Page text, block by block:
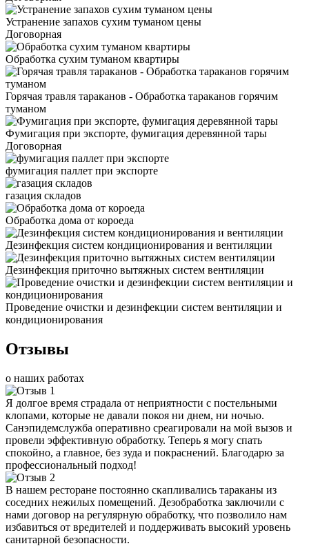
Устранение запахов сухим туманом цены
Договорная
Обработка сухим туманом квартиры
Горячая травля тараканов - Обработка тараканов горячим
туманом
Фумигация при экспорте, фумигация деревянной тары
Договорная
фумигация паллет при экспорте
газация складов
Обработка дома от короеда
Дезинфекция систем кондиционирования и вентиляции
Дезинфекция приточно вытяжных систем вентиляции
Проведение очистки и дезинфекции систем вентиляции и
кондиционирования
Отзывы
о наших работах
Я долгое время страдала от неприятности с постельными
клопами, которые не давали покоя ни днем, ни ночью.
Санэпидемслужба оперативно среагировали на мой вызов и
провели эффективную обработку. Теперь я могу спать
спокойно, а главное, без зуда и покраснений. Благодарю за
профессиональный подход!
В нашем ресторане постоянно скапливались тараканы из
соседних нежилых помещений. Дезобработка заключили с
нами договор на регулярную обработку, что позволило нам
избавиться от вредителей и поддерживать высокий уровень
санитарной безопасности.